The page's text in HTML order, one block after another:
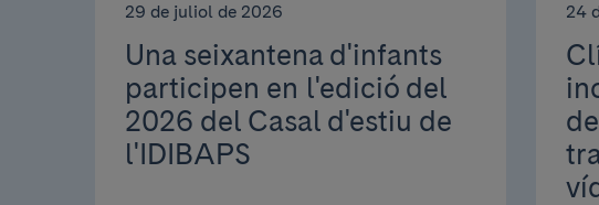
29 de juliol de 2026
Una seixantena d'infants
participen en l'edició del
2026 del Casal d'estiu de
l'IDIBAPS
24